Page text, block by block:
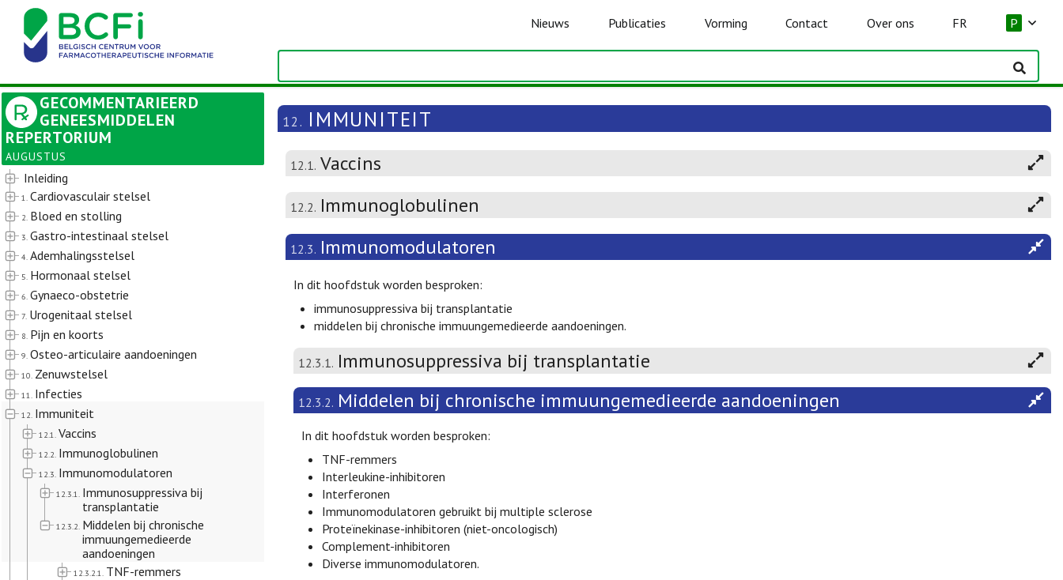
Nieuws Publicaties Vorming Contact Over ons FR P
GECOMMENTARIEERD
GENEESMIDDELEN
REPERTORIUM
AUGUSTUS
Inleiding
1. Cardiovasculair stelsel
2. Bloed en stolling
3. Gastro-intestinaal stelsel
4. Ademhalingsstelsel
5. Hormonaal stelsel
6. Gynaeco-obstetrie
7. Urogenitaal stelsel
8. Pijn en koorts
9. Osteo-articulaire aandoeningen
10. Zenuwstelsel
11. Infecties
12. Immuniteit
12.1. Vaccins
12.2. Immunoglobulinen
12.3. Immunomodulatoren
12.3.1. Immunosuppressiva bij
transplantatie
12.3.2. Middelen bij chronische
immuungemedieerde
aandoeningen
12.3.2.1. TNF-remmers
12. IMMUNITEIT
12.1. Vaccins
12.2. Immunoglobulinen
12.3. Immunomodulatoren
In dit hoofdstuk worden besproken:
immunosuppressiva bij transplantatie
middelen bij chronische immuungemedieerde aandoeningen.
12.3.1. Immunosuppressiva bij transplantatie
12.3.2. Middelen bij chronische immuungemedieerde aandoeningen
In dit hoofdstuk worden besproken:
TNF-remmers
Interleukine-inhibitoren
Interferonen
Immunomodulatoren gebruikt bij multiple sclerose
Proteïnekinase-inhibitoren (niet-oncologisch)
Complement-inhibitoren
Diverse immunomodulatoren.